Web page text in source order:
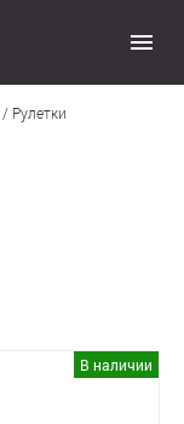
/ Рулетки
В наличии